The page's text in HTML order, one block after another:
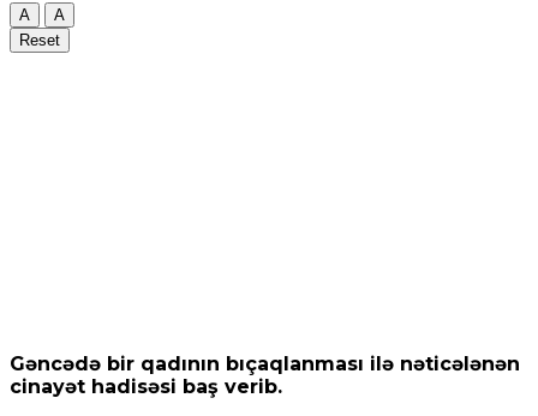
A
A
Reset
Gəncədə bir qadının bıçaqlanması ilə nəticələnən
cinayət hadisəsi baş verib.